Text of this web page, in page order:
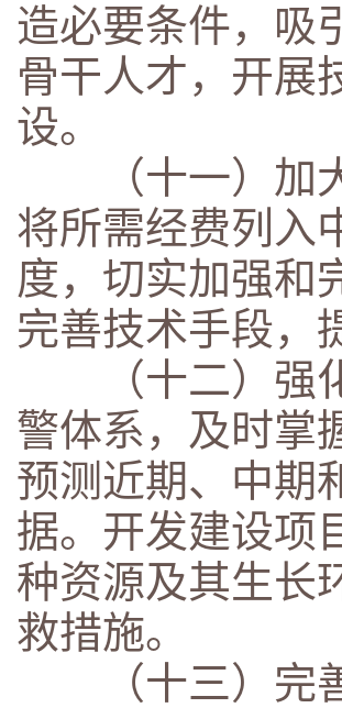
造必要条件，吸
骨干人才，开展
设。
（十一）加大
将所需经费列入
度，切实加强和
完善技术手段，
（十二）强化
警体系，及时掌
预测近期、中期
据。开发建设项
种资源及其生长
救措施。
（十三）完善